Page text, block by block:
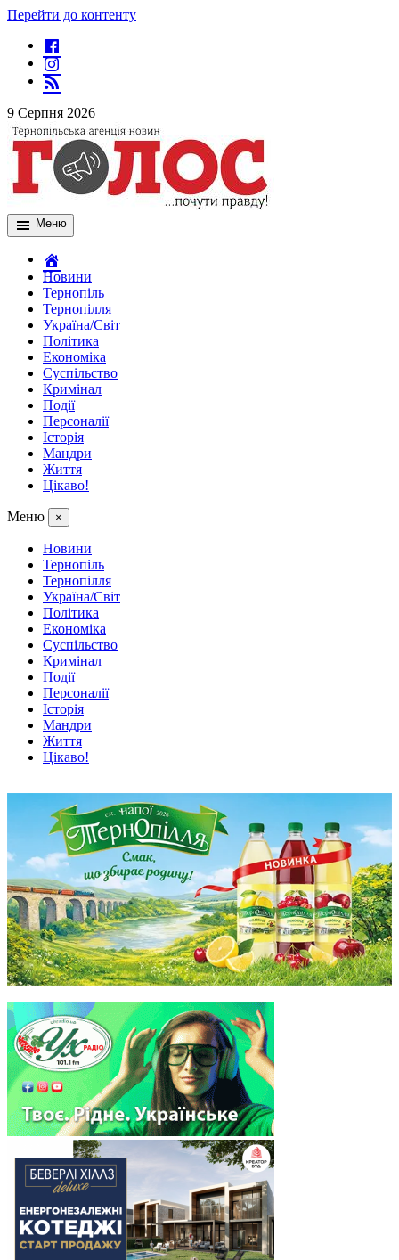
Перейти до контенту
9 Серпня 2026
Меню
Новини
Тернопіль
Тернопілля
Україна/Світ
Політика
Економіка
Суспільство
Кримінал
Події
Персоналії
Історія
Мандри
Життя
Цікаво!
Меню ×
Новини
Тернопіль
Тернопілля
Україна/Світ
Політика
Економіка
Суспільство
Кримінал
Події
Персоналії
Історія
Мандри
Життя
Цікаво!